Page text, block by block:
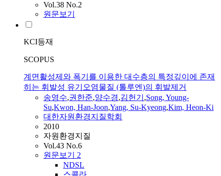
Vol.38 No.2
원문보기
KCI등재
SCOPUS
계면활성제와 폭기를 이용한 대수층의 특정깊이에 존재
히는 휘발성 유기오염물질 (톨루엔)의 휘발제거
송영수,권한준,양수경,김헌기 ,Song, Young-
Su,Kwon, Han-Joon,Yang, Su-Kyeong,Kim, Heon-Ki
대한자원환경지질학회
2010
자원환경지질
Vol.43 No.6
원문보기 2
NDSL